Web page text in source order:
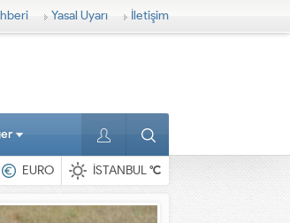
Yasal Uyarı İletişim
EURO İSTANBUL°C